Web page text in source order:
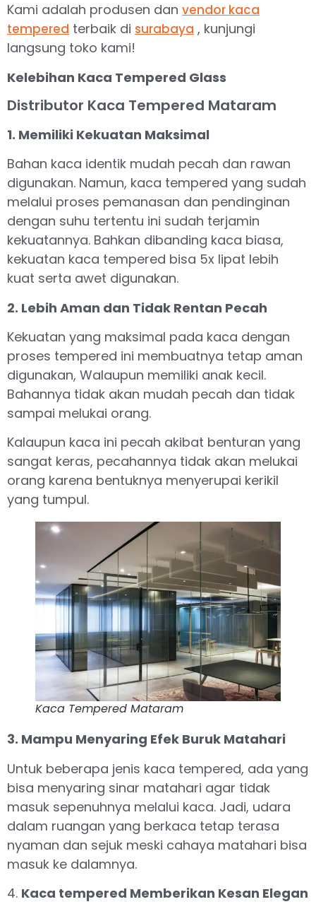
Kami adalah produsen dan vendor kaca
tempered terbaik di surabaya , kunjungi
langsung toko kami!
Kelebihan Kaca Tempered Glass
Distributor Kaca Tempered Mataram
1. Memiliki Kekuatan Maksimal
Bahan kaca identik mudah pecah dan rawan
digunakan. Namun, kaca tempered yang sudah
melalui proses pemanasan dan pendinginan
dengan suhu tertentu ini sudah terjamin
kekuatannya. Bahkan dibanding kaca biasa,
kekuatan kaca tempered bisa 5x lipat lebih
kuat serta awet digunakan.
2. Lebih Aman dan Tidak Rentan Pecah
Kekuatan yang maksimal pada kaca dengan
proses tempered ini membuatnya tetap aman
digunakan, Walaupun memiliki anak kecil.
Bahannya tidak akan mudah pecah dan tidak
sampai melukai orang.
Kalaupun kaca ini pecah akibat benturan yang
sangat keras, pecahannya tidak akan melukai
orang karena bentuknya menyerupai kerikil
yang tumpul.
Kaca Tempered Mataram
3. Mampu Menyaring Efek Buruk Matahari
Untuk beberapa jenis kaca tempered, ada yang
bisa menyaring sinar matahari agar tidak
masuk sepenuhnya melalui kaca. Jadi, udara
dalam ruangan yang berkaca tetap terasa
nyaman dan sejuk meski cahaya matahari bisa
masuk ke dalamnya.
4. Kaca tempered Memberikan Kesan Elegan